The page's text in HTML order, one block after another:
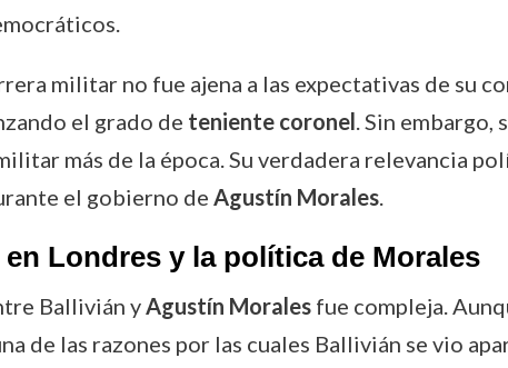
militar no fue ajena a las expectativas de su
el grado de teniente coronel. Sin
más de la época. Su verdadera relevancia
el gobierno de Agustín Morales.
Londres y la política de Morales
Ballivián yAgustín Moralesfue compleja.
de las razones por las cuales Ballivián se vio